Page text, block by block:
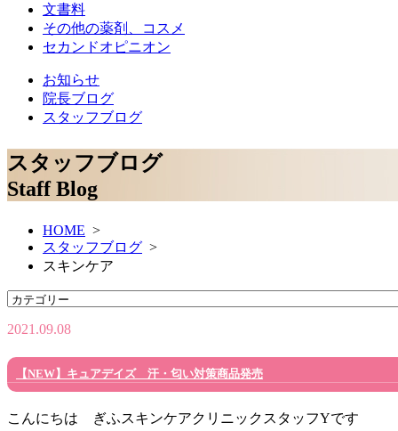
文書料
その他の薬剤、コスメ
セカンドオピニオン
お知らせ
院長ブログ
スタッフブログ
スタッフブログ
Staff Blog
HOME >
スタッフブログ >
スキンケア
2021.09.08
【NEW】キュアデイズ 汗・匂い対策商品発売
こんにちは ぎふスキンケアクリニックスタッフYです